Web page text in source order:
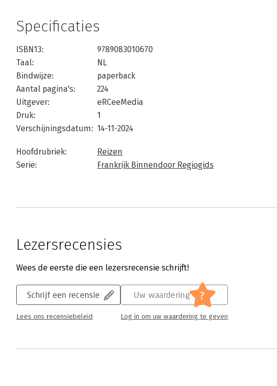
Specificaties
ISBN13:
9789083010670
Taal:
NL
Bindwijze:
paperback
Aantal pagina's:
224
Uitgever:
eRCeeMedia
Druk:
1
Verschijningsdatum: 14-11-2024
Hoofdrubriek:
Reizen
Serie:
Frankrijk Binnendoor Regiogids
Lezersrecensies
Wees de eerste die een lezersrecensie schrijft!
Schrijf een recensie
Lees ons recensiebeleid
Uw waardering ?
Log in om uw waardering te geven